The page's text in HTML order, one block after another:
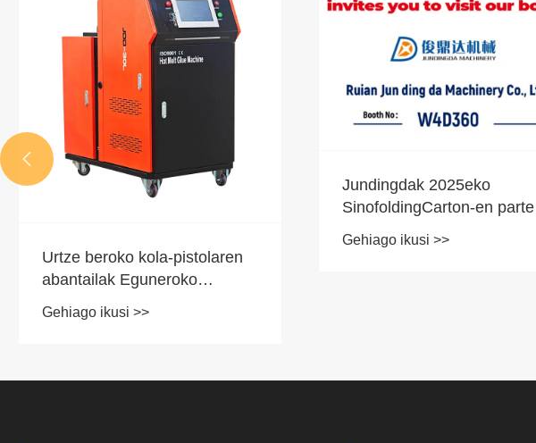
Urtze beroko kola-pistolaren
abantailak Eguneroko
Gehiago ikusi >>
Jundingdak 2025eko
SinofoldingCarton-en parte
hartu zuen
Gehiago ikusi >>
